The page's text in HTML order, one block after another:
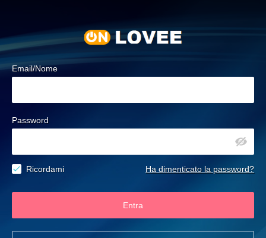
Email/Nome
Password
Ricordami Ha dimenticato la password?
Entra